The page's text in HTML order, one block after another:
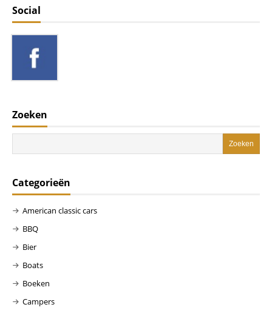
Social
Zoeken
Categorieën
American classic cars
BBQ
Bier
Boats
Boeken
Campers